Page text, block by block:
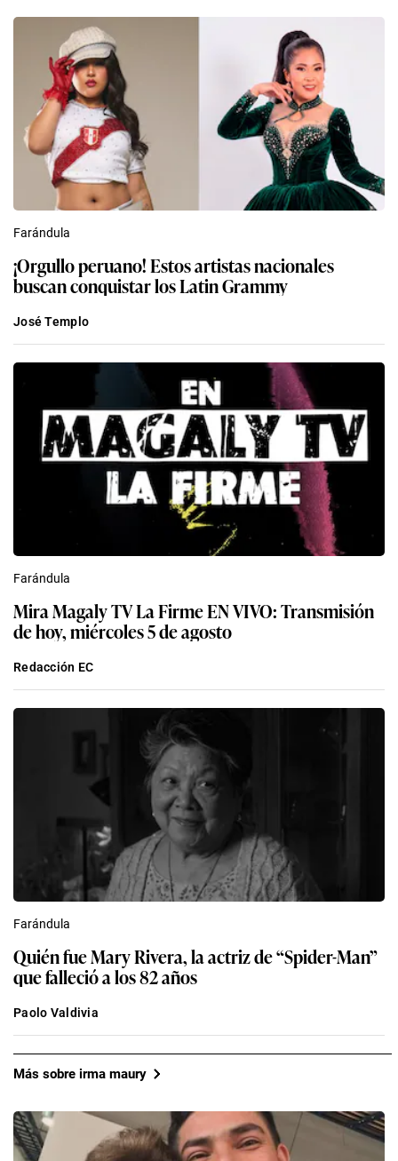
Farándula
¡Orgullo peruano! Estos artistas nacionales
buscan conquistar los Latin Grammy
José Templo
Farándula
Mira Magaly TV La Firme EN VIVO: Transmisión
de hoy, miércoles 5 de agosto
Redacción EC
Farándula
Quién fue Mary Rivera, la actriz de “Spider-Man”
que falleció a los 82 años
Paolo Valdivia
Más sobre irma maury